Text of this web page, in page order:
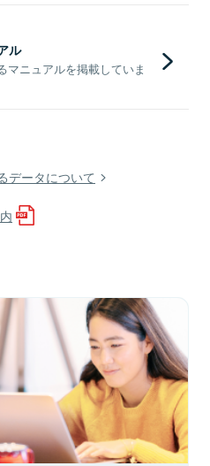
ル
マニュアルを掲載していま
データについて